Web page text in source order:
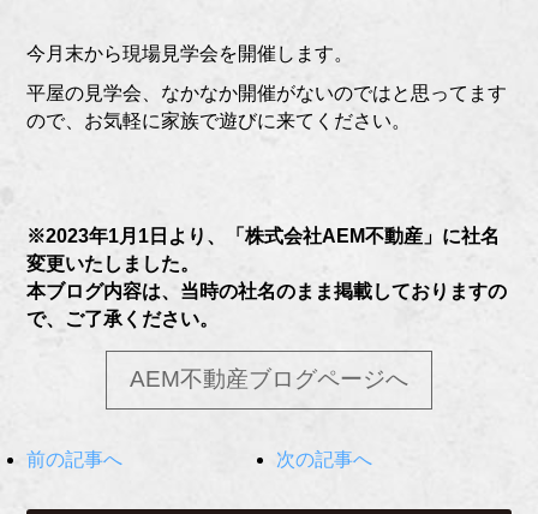
今月末から現場見学会を開催します。
平屋の見学会、なかなか開催がないのではと思ってます
ので、お気軽に家族で遊びに来てください。
※2023年1月1日より、「株式会社AEM不動産」に社名
変更いたしました。
本ブログ内容は、当時の社名のまま掲載しておりますの
で、ご了承ください。
AEM不動産ブログページへ
前の記事へ 次の記事へ